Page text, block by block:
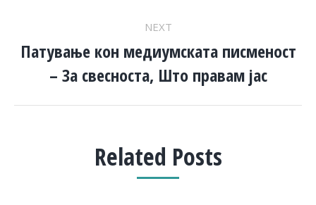
NEXT
Next
post:
Патување кон медиумската писменост
– За свесноста, Што правам јас
Related Posts